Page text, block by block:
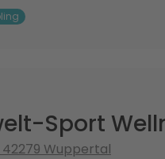
Sport
42279 Wuppertal